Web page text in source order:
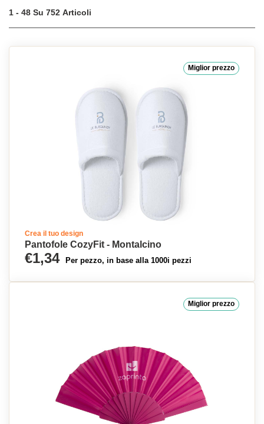
1 - 48 Su 752 Articoli
Miglior prezzo
Crea il tuo design
Pantofole CozyFit - Montalcino
€1,34 Per pezzo, in base alla 1000i pezzi
Miglior prezzo